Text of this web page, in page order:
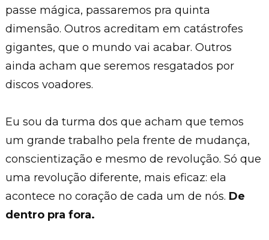
passe mágica, passaremos pra quinta
dimensão. Outros acreditam em catástrofes
gigantes, que o mundo vai acabar. Outros
ainda acham que seremos resgatados por
discos voadores.
Eu sou da turma dos que acham que temos
um grande trabalho pela frente de mudança,
conscientização e mesmo de revolução. Só que
uma revolução diferente, mais eficaz: ela
acontece no coração de cada um de nós. De
dentro pra fora.